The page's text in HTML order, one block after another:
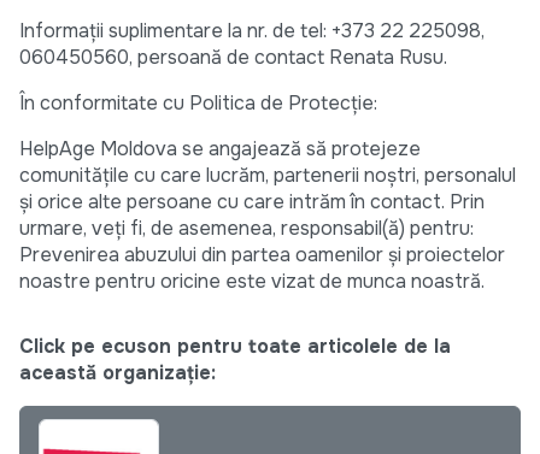
Informații suplimentare la nr. de tel: +373 22 225098,
060450560, persoană de contact Renata Rusu.
În conformitate cu Politica de Protecție:
HelpAge Moldova se angajează să protejeze
comunitățile cu care lucrăm, partenerii noștri, personalul
și orice alte persoane cu care intrăm în contact. Prin
urmare, veți fi, de asemenea, responsabil(ă) pentru:
Prevenirea abuzului din partea oamenilor și proiectelor
noastre pentru oricine este vizat de munca noastră.
Click pe ecuson pentru toate articolele de la
această organizație: